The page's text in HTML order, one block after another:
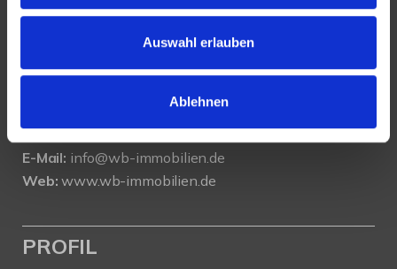
Auswahl erlauben
Ablehnen
Portastraße 36
32457 Porta Westfalica
0571 - 870 490 05
E-Mail: info@wb-immobilien.de
Web: www.wb-immobilien.de
PROFIL